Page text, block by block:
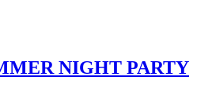
NIGHT PARTY